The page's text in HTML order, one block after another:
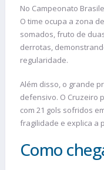
No Campeonato
O time ocupa a zona
somados, fruto de
derrotas,
regularidade.
Além disso, o grande
defensivo. O Cruzeiro
com 21 gols sofridos
fragilidade e explica a
Como